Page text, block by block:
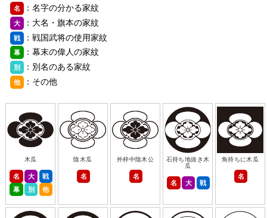
名 ：名字の分かる家紋
大 ：大名・旗本の家紋
戦 ：戦国武将の使用家紋
幕 ：幕末の偉人の家紋
別 ：別名のある家紋
他 ：その他
木瓜
名 大
戦
幕
別 他
陰木瓜
名
外枠中陰木公
名
石持ち地抜き木
瓜
名 大 戦
角持ちに木瓜
名